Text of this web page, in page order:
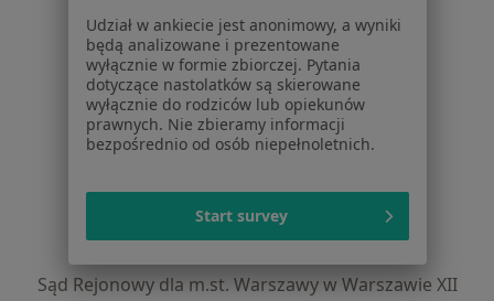
Kontakt ZnanyLekarz - Strona główna
ZnanyLekarz Sp. z o.o.
ul. Kolejowa 5/7
01-217 Warszawa, Polska
KRS: ⁠0000347997
REGON: ⁠142276657
Sąd Rejonowy dla m.st. Warszawy w Warszawie XII
Udział w ankiecie jest anonimowy, a wyniki
będą analizowane i prezentowane
wyłącznie w formie zbiorczej. Pytania
dotyczące nastolatków są skierowane
wyłącznie do rodziców lub opiekunów
prawnych. Nie zbieramy informacji
bezpośrednio od osób niepełnoletnich.
Start survey